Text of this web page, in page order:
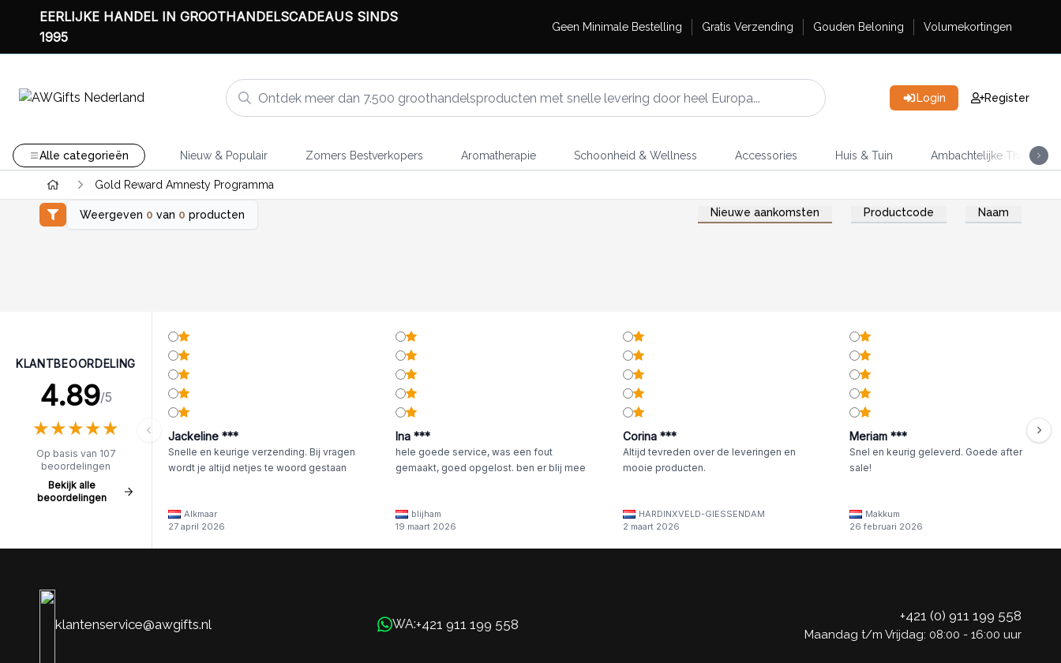
EERLIJKE HANDEL IN GROOTHANDELSCADEAUS SINDS
1995
Geen Minimale Bestelling Gratis Verzending Gouden Beloning Volumekortingen
Login Register
Alle categorieën Nieuw & Populair Zomers Bestverkopers Aromatherapie Schoonheid & Wellness Accessories Huis & Tuin Ambachtelijke Thee
Gold Reward Amnesty Programma
Weergeven 0 van 0 producten Nieuwe aankomsten Productcode Naam
KLANTBEOORDELING
4.89/5
★★★★★
★★★★★
Op basis van 107
beoordelingen
Bekijk alle
beoordelingen
Jackeline ***
Snelle en keurige verzending. Bij vragen
wordt je altijd netjes te woord gestaan
Alkmaar
27 april 2026
Ina ***
hele goede service, was een fout
gemaakt, goed opgelost. ben er blij mee
blijham
19 maart 2026
Corina ***
Altijd tevreden over de leveringen en
mooie producten.
HARDINXVELD-GIESSENDAM
2 maart 2026
Meriam ***
Snel en keurig geleverd. Goede after
sale!
Makkum
26 februari 2026
klantenservice@awgifts.nl WA:+421 911 199 558
+421 (0) 911 199 558
Maandag t/m Vrijdag: 08:00 - 16:00 uur